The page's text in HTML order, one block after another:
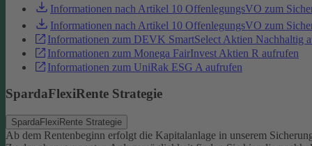
Informationen nach Artikel 10 OffenlegungsVO zum
Informationen nach Artikel 10 OffenlegungsVO zum
Informationen zum DEVK SmartSelect Aktien Nachhaltig
Informationen zum Monega FairInvest Aktien R aufrufen
Informationen zum UniRak ESG A aufrufen
SpardaFlexiRente Strategie
SpardaFlexiRente Strategie
Ab dem Rentenbeginn erfolgt die Kapitalanlage in unserem